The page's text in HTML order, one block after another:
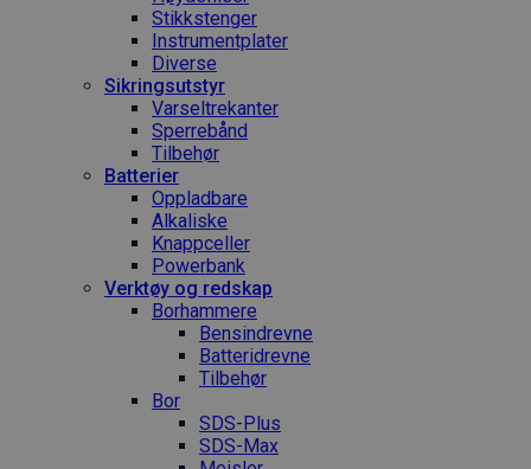
Stikkstenger
Instrumentplater
Diverse
Sikringsutstyr
Varseltrekanter
Sperrebånd
Tilbehør
Batterier
Oppladbare
Alkaliske
Knappceller
Powerbank
Verktøy og redskap
Borhammere
Bensindrevne
Batteridrevne
Tilbehør
Bor
SDS-Plus
SDS-Max